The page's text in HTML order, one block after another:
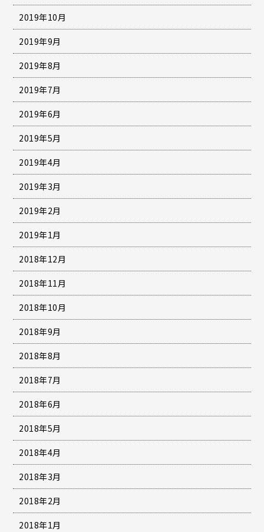
2019年10月
2019年9月
2019年8月
2019年7月
2019年6月
2019年5月
2019年4月
2019年3月
2019年2月
2019年1月
2018年12月
2018年11月
2018年10月
2018年9月
2018年8月
2018年7月
2018年6月
2018年5月
2018年4月
2018年3月
2018年2月
2018年1月